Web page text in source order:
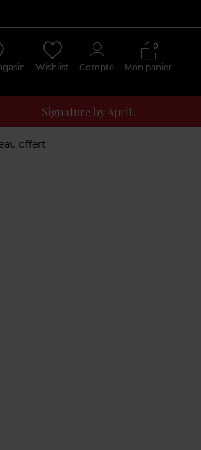
Wishlist Compte Mon panier
0
Signature by ApriL
offert